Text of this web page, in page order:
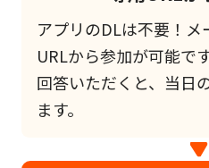
アプリのDLは不要！メ
URLから参加が可能で
回答いただくと、当日
ます。